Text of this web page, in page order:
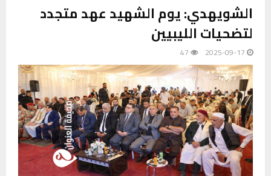
الشويهدي: يوم الشهيد عهد متجدد
لتضحيات الليبيين
2025-09-17
47